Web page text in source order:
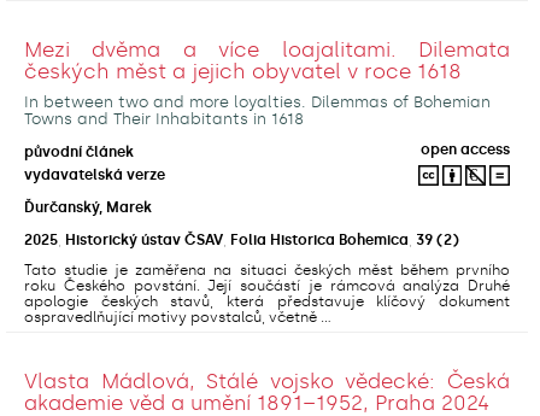
Mezi dvěma a více loajalitami. Dilemata
českých měst a jejich obyvatel v roce 1618
In between two and more loyalties. Dilemmas of Bohemian
Towns and Their Inhabitants in 1618
původní článek
open access
vydavatelská verze
Ďurčanský, Marek
2025 Historický ústav ČSAV Folia Historica Bohemica 39 (2)
Tato studie je zaměřena na situaci českých měst během prvního
roku Českého povstání. Její součástí je rámcová analýza Druhé
apologie českých stavů, která představuje klíčový dokument
ospravedlňující motivy povstalců, včetně ...
Vlasta Mádlová, Stálé vojsko vědecké: Česká
akademie věd a umění 1891–1952, Praha 2024